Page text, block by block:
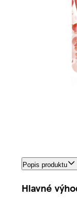
Popis produktu
Hlavné